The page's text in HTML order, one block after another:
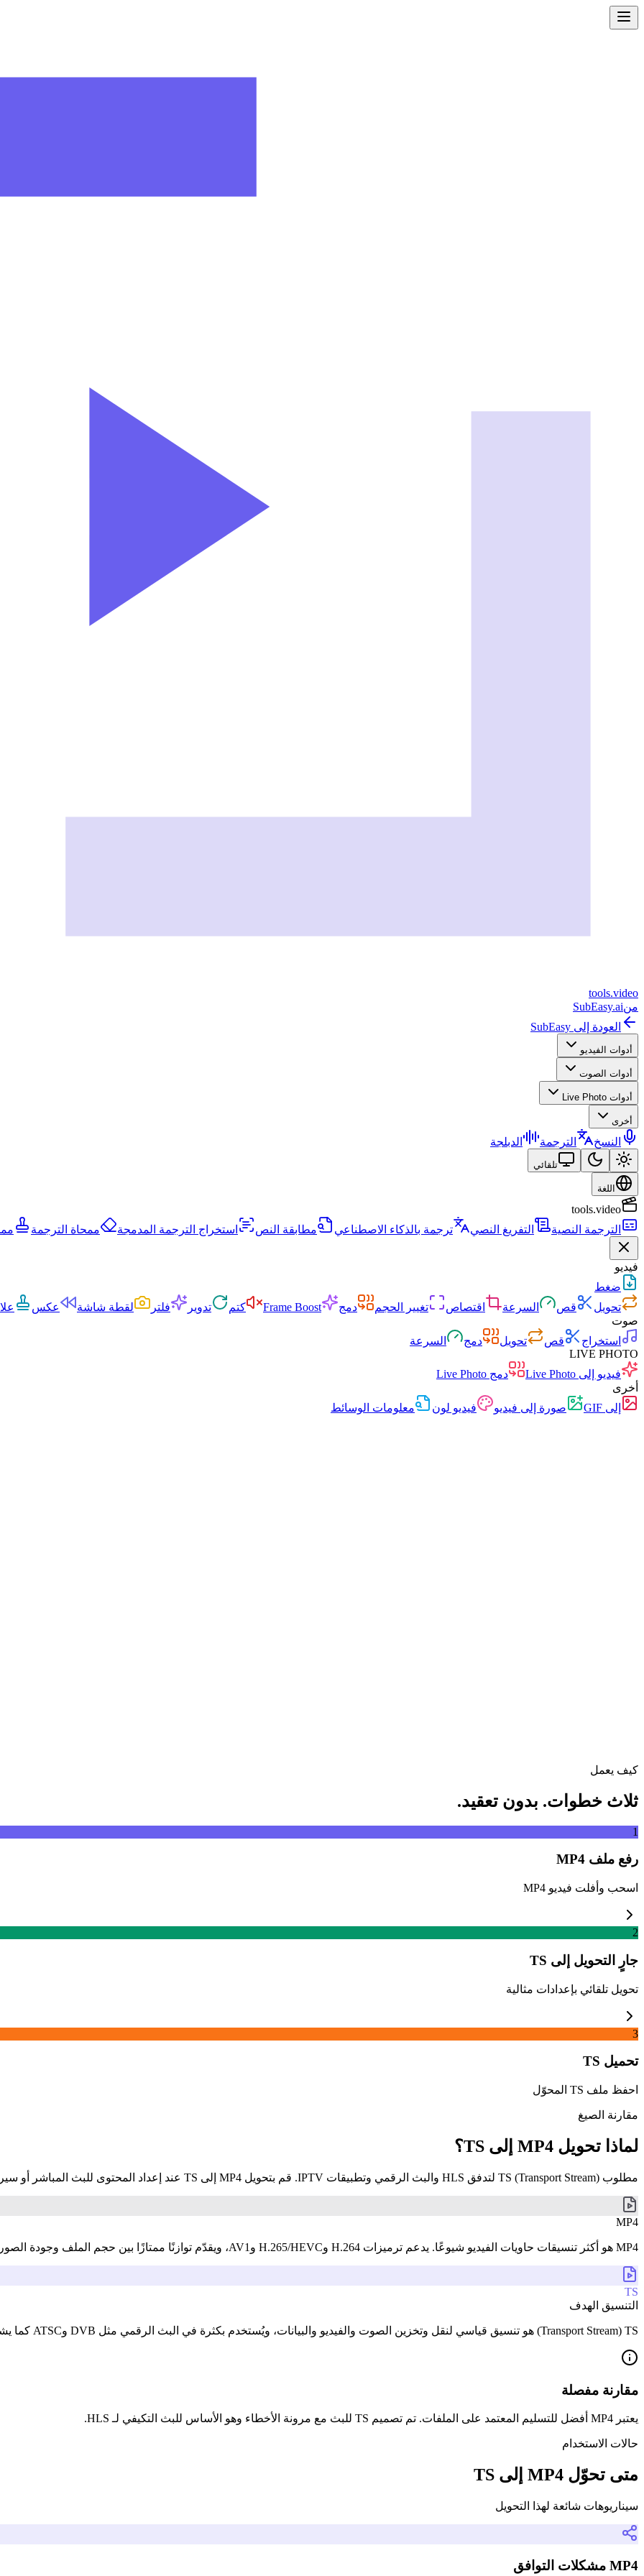
tools.video
منSubEasy.ai
العودة إلى SubEasy
أدوات الفيديو
أدوات الصوت
أدوات Live Photo
أخرى
النسخ الترجمة الدبلجة
تلقائي
اللغة
tools.video
الترجمة النصية
التفريغ النصي ترجمة بالذكاء الاصطناعي مطابقة النص استخراج الترجمة المدمجة ممحاة الترجمة
فيديو
ضغط
تحويل
قص السرعة اقتصاص تغيير الحجم دمج Frame Boost كتم تدوير فلتر لقطة شاشة عكس
صوت
استخراج
قص تحويل دمج
السرعة
LIVE PHOTO
فيديو إلى Live Photo
دمج Live Photo
أخرى
إلى GIF
صورة إلى فيديو فيديو لون
معلومات الوسائط
كيف يعمل
ثلاث خطوات. بدون تعقيد.
1
رفع ملف MP4
اسحب وأفلت فيديو MP4
2
جارٍ التحويل إلى TS
تحويل تلقائي بإعدادات مثالية
3
تحميل TS
احفظ ملف TS المحوّل
مقارنة الصيغ
لماذا تحويل MP4 إلى TS؟
مطلوب TS (Transport Stream) لتدفق HLS والبث الرقمي وتطبيقات IPTV. قم بتحويل MP4 إلى TS عند إعداد المحتوى للبث المباشر أو سير عمل البث.
MP4
MP4 هو أكثر تنسيقات حاويات الفيديو شيوعًا. يدعم ترميزات H.264 وH.265/HEVC وAV1، ويقدّم توازنًا ممتازًا بين حجم الملف وجودة الصورة وسهولة التشغيل على مختلف الأجهزة والمتصفحات والمنصات.
TS
التنسيق الهدف
TS ‏(Transport Stream) هو تنسيق قياسي لنقل وتخزين الصوت والفيديو والبيانات، ويُستخدم بكثرة في البث الرقمي مثل DVB وATSC كما يشكّل أساس بث HLS.
مقارنة مفصلة
يعتبر MP4 أفضل للتسليم المعتمد على الملفات. تم تصميم TS للبث مع مرونة الأخطاء وهو الأساس للبث التكيفي لـ HLS.
حالات الاستخدام
متى تحوّل MP4 إلى TS
سيناريوهات شائعة لهذا التحويل
MP4 مشكلات التوافق